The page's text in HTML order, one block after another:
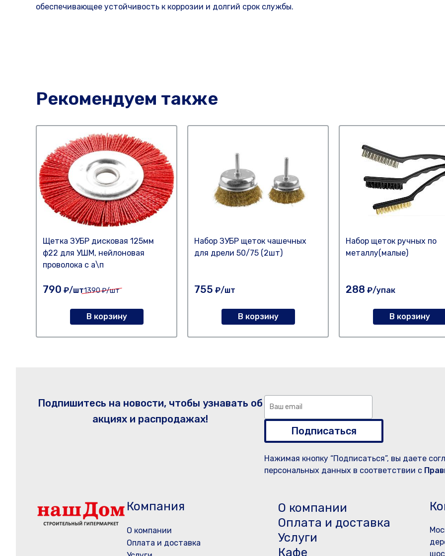
обеспечивающее устойчивость к коррозии и долгий срок службы.
Рекомендуем также
Щетка ЗУБР дисковая 125мм
ф22 для УШМ, нейлоновая
проволока с а\п
790 ₽/шт1390₽/шт
В корзину
Набор ЗУБР щеток чашечных
для дрели 50/75 (2шт)
755 ₽/шт
В корзину
Набор щеток ручных по
металлу(малые)
288 ₽/упак
В корзину
Подпишитесь на новости, чтобы узнавать об
акциях и распродажах!
Подписаться
Нажимая кнопку “Подписаться”, вы даете
персональных данных в соответствии с
Компания
О компании
Оплата и доставка
О компании
Оплата и доставка
Услуги
Кафе